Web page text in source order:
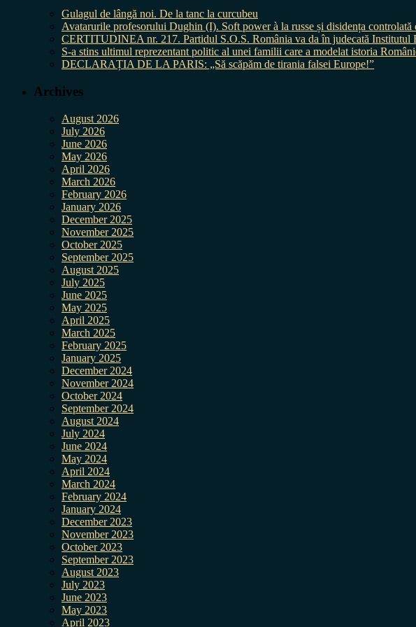
Gulagul de lângă noi. De la tanc la curcubeu
Avatarurile profesorului Dughin (I). Soft power à la russe și disidența controlată
CERTITUDINEA nr. 217. Partidul S.O.S. România va da în judecată Institutul
S-a stins ultimul reprezentant politic al unei familii care a modelat istoria
DECLARAȚIA DE LA PARIS: „Să scăpăm de tirania falsei Europe!”
Archives
August 2026
July 2026
June 2026
May 2026
April 2026
March 2026
February 2026
January 2026
December 2025
November 2025
October 2025
September 2025
August 2025
July 2025
June 2025
May 2025
April 2025
March 2025
February 2025
January 2025
December 2024
November 2024
October 2024
September 2024
August 2024
July 2024
June 2024
May 2024
April 2024
March 2024
February 2024
January 2024
December 2023
November 2023
October 2023
September 2023
August 2023
July 2023
June 2023
May 2023
April 2023